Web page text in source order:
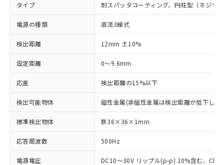
タイプ 耐スパッタコーティング、円柱型（ネジつ
電源の種類 直流3線式
検出距離 12mm ±10%
設定距離 0～9.6mm
応差 検出距離の15%以下
検出可能物体 磁性金属(非磁性金属は検出距離が低下しま
標準検出物体 鉄36×36×1mm
応答周波数 500Hz
電源電圧 DC10～30V リップル(p-p) 10%含む、